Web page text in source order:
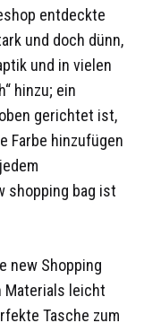
entdeckte
und doch dünn,
und in vielen
hinzu; ein
gerichtet ist,
Farbe hinzufügen
shopping bag ist
new Shopping
Materials leicht
Tasche zum